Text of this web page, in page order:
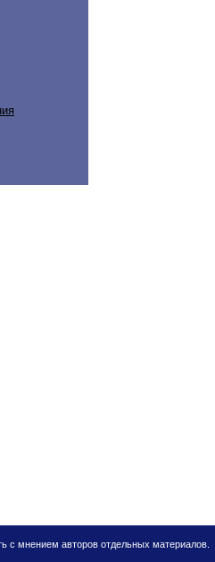
с мнением авторов отдельных материалов.